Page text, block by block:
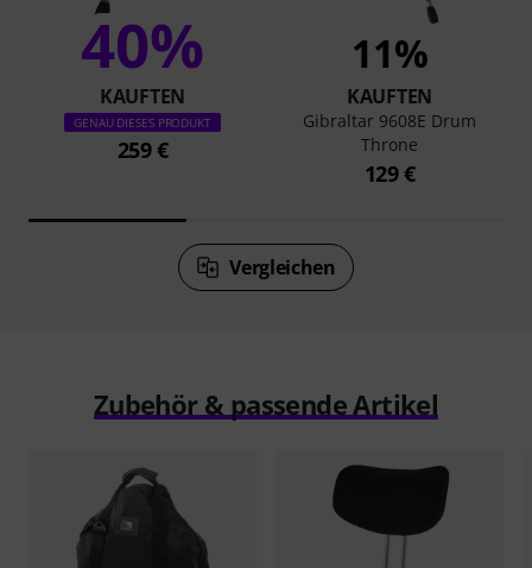
40%
KAUFTEN
GENAU DIESES PRODUKT
259 €
11%
KAUFTEN
Gibraltar 9608E Drum
Throne
129 €
Vergleichen
Zubehör & passende Artikel